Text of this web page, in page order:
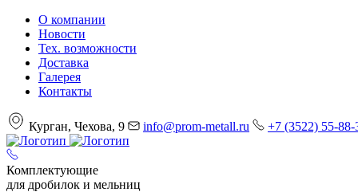
О компании
Новости
Тех. возможности
Доставка
Галерея
Контакты
Курган, Чехова, 9 info@prom-metall.ru +7 (3522) 55-88-
Комплектующие
для дробилок и мельниц